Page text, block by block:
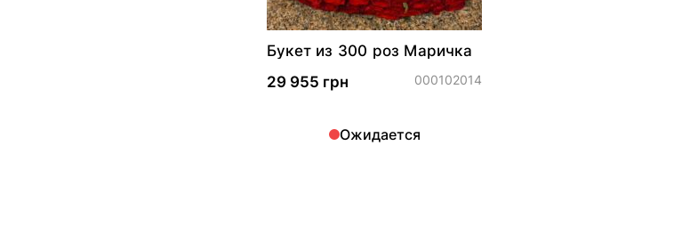
Букет из 300 роз Маричка
29 955 грн
000102014
Ожидается